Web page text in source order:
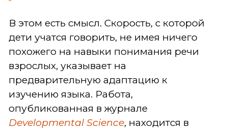
В этом есть смысл. Скорость, с которой
дети учатся говорить, не имея ничего
похожего на навыки понимания речи
взрослых, указывает на
предварительную адаптацию к
изучению языка. Работа,
опубликованная в журнале
Developmental Science, находится в